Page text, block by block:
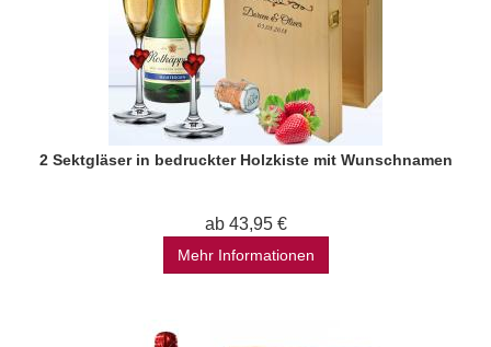
2 Sektgläser in bedruckter Holzkiste mit Wunschnamen
ab 43,95 €
Mehr Informationen